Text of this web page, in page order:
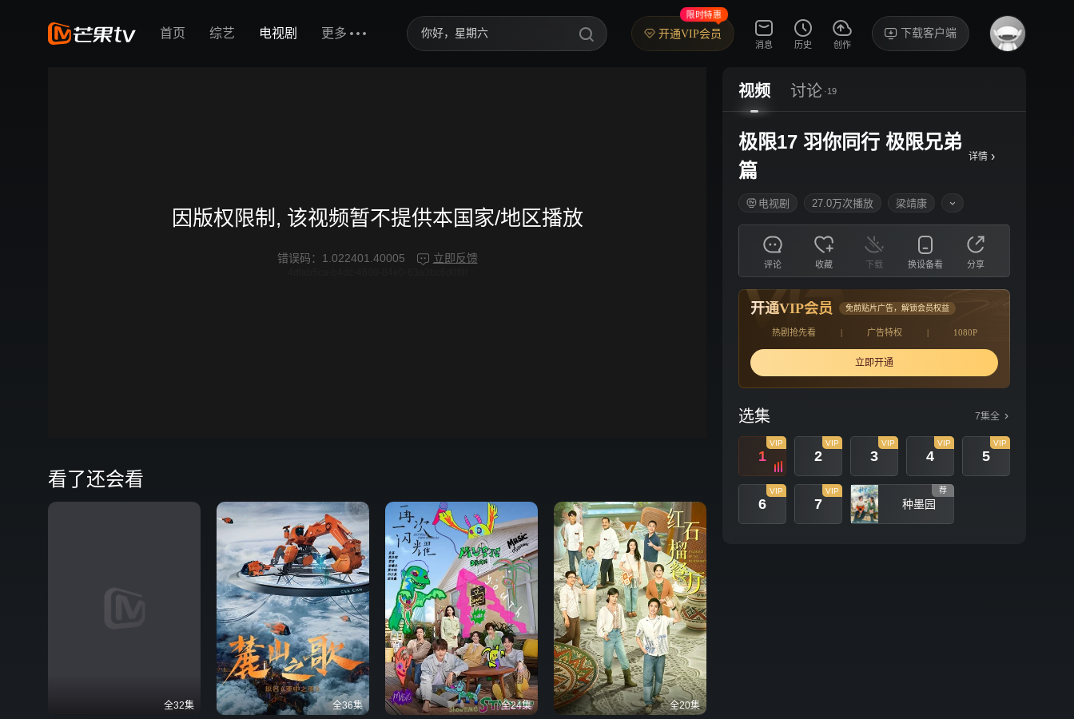
首页 综艺 电视剧 更多 你好，星期六
我们的宿舍·归心季
开通VIP会员
限时特惠
消息 历史 创作
下载客户端
因版权限制, 该视频暂不提供本国家/地区播放
错误码： 1.022401.40005 立即反馈
看了还会看
全32集 全36集 全24集 全20集
视频 讨论 ·19
极限17 羽你同行 极限兄弟
篇
详情 ›
电视剧 27.0万次播放 梁靖康
评论 收藏 下载 换设备看 分享
开通VIP会员 免前贴片广告，解锁会员权益
热剧抢先看 | 广告特权 | 1080P
立即开通
选集 7集全
1
VIP
2
VIP
3
VIP
4
VIP
5
VIP
6
VIP
7
VIP
种墨园
荐